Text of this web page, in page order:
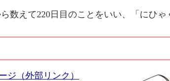
数えて220日目のことをいい、「にひ
（外部リンク）